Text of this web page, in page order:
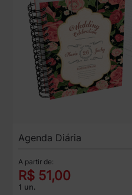
Agenda Diária
A partir de:
R$ 51,00
1 un.